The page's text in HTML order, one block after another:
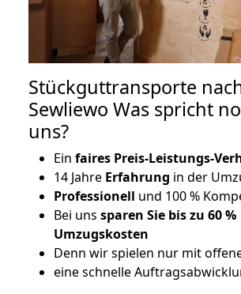
Stückguttransporte
Sewliewo Was spricht
uns?
Ein faires Preis-Leistungs-
14 Jahre Erfahrung in der
Professionell und 100 %
Bei uns sparen Sie bis zu 60 %
Umzugskosten
Denn wir spielen nur mit
eine schnelle